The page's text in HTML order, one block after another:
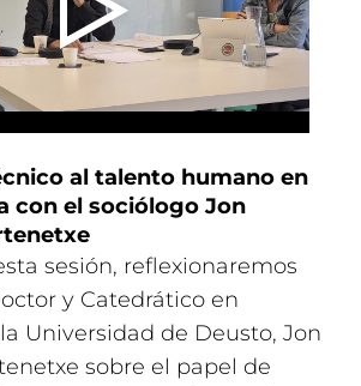
al talento humano en
con el sociólogo Jon
sesión, reflexionaremos
y Catedrático en
Universidad de Deusto, Jon
sobre el papel de